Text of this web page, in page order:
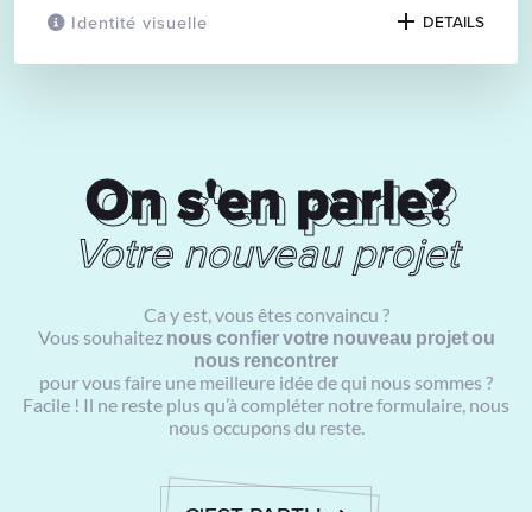
Identité visuelle DETAILS
On s'en parle?
On s'en parle?
Votre nouveau projet
Ca y est, vous êtes convaincu ?
Vous souhaitez nous confier votre nouveau projet ou
nous rencontrer
pour vous faire une meilleure idée de qui nous sommes ?
Facile ! Il ne reste plus qu’à compléter notre formulaire, nous
nous occupons du reste.